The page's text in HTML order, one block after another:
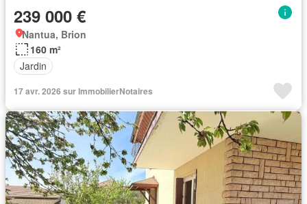
239 000 €
Nantua, Brion
160 m²
Jardin
17 avr. 2026 sur ImmobilierNotaires